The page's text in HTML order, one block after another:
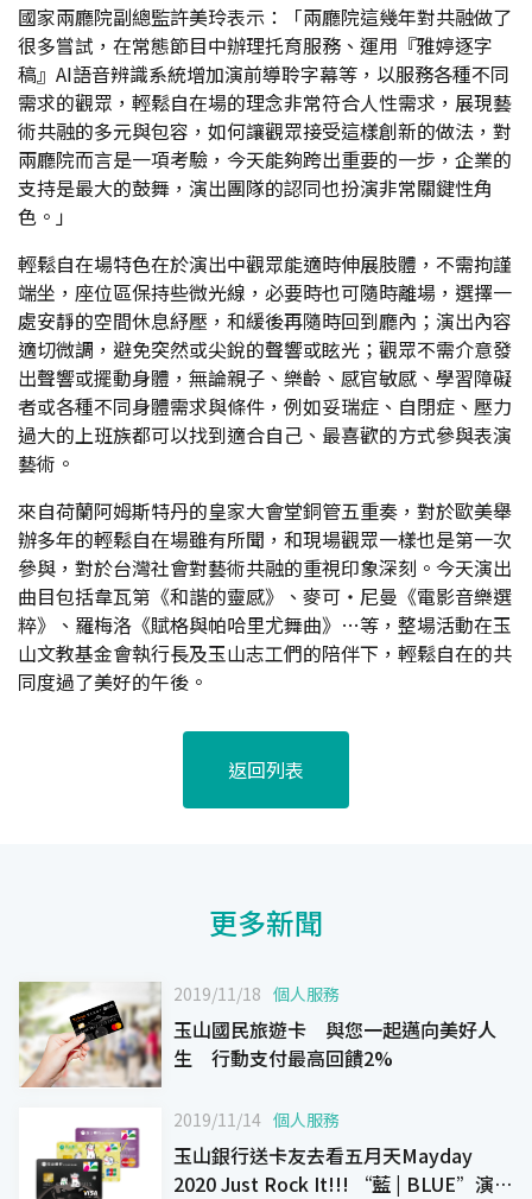
國家兩廳院副總監許美玲表示：「兩廳院這幾年對共融做了
很多嘗試，在常態節目中辦理托育服務、運用『雅婷逐字
稿』AI語音辨識系統增加演前導聆字幕等，以服務各種不同
需求的觀眾，輕鬆自在場的理念非常符合人性需求，展現藝
術共融的多元與包容，如何讓觀眾接受這樣創新的做法，對
兩廳院而言是一項考驗，今天能夠跨出重要的一步，企業的
支持是最大的鼓舞，演出團隊的認同也扮演非常關鍵性角
色。」
輕鬆自在場特色在於演出中觀眾能適時伸展肢體，不需拘謹
端坐，座位區保持些微光線，必要時也可隨時離場，選擇一
處安靜的空間休息紓壓，和緩後再隨時回到廳內；演出內容
適切微調，避免突然或尖銳的聲響或眩光；觀眾不需介意發
出聲響或擺動身體，無論親子、樂齡、感官敏感、學習障礙
者或各種不同身體需求與條件，例如妥瑞症、自閉症、壓力
過大的上班族都可以找到適合自己、最喜歡的方式參與表演
藝術。
來自荷蘭阿姆斯特丹的皇家大會堂銅管五重奏，對於歐美舉
辦多年的輕鬆自在場雖有所聞，和現場觀眾一樣也是第一次
參與，對於台灣社會對藝術共融的重視印象深刻。今天演出
曲目包括韋瓦第《和諧的靈感》、麥可‧尼曼《電影音樂選
粹》、羅梅洛《賦格與帕哈里尤舞曲》…等，整場活動在玉
山文教基金會執行長及玉山志工們的陪伴下，輕鬆自在的共
同度過了美好的午後。
返回列表
更多新聞
2019/11/18 個人服務
玉山國民旅遊卡 與您一起邁向美好人
生 行動支付最高回饋2%
2019/11/14 個人服務
玉山銀行送卡友去看五月天Mayday
2020 Just Rock It!!! “藍 | BLUE”演唱